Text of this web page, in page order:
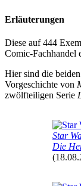
Erläuterungen
Diese auf 444
Comic-Fachhandel
Hier sind die
Vorgeschichte von
zwölfteiligen Serie
Star
Die